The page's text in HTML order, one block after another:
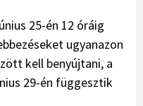
25-én 12 óráig
ugyanazon
kell benyújtani, a
29-én függesztik